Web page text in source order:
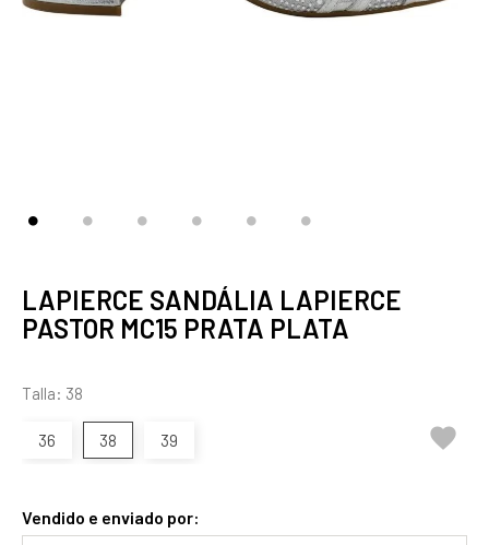
LAPIERCE SANDÁLIA LAPIERCE
PASTOR MC15 PRATA PLATA
Talla: 38
36 38 39 
Vendido e enviado por: